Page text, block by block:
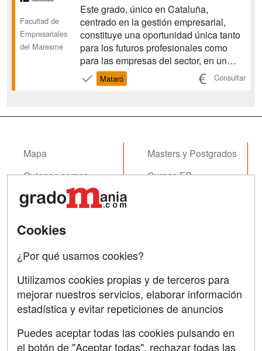
Facultad de
Empresariales
del Maresme
Este grado, único en Cataluña,
centrado en la gestión empresarial,
constituye una oportunidad única tanto
para los futuros profesionales como
para las empresas del sector, en un
entorno en el que cada vez más se
demanda personal más cualificado y
Mataró Consultar
Mapa
Quienes somos
Tarifas publicidad
Masters y Postgrados
Cursos FP
Contactar
Confidencialidad
Copyleft
SÍGUENOS EN:
Cookies
¿Por qué usamos cookies?
Utilizamos cookies propias y de terceros para
mejorar nuestros servicios, elaborar información
estadística y evitar repeticiones de anuncios
Puedes aceptar todas las cookies pulsando en
el botón de "Aceptar todas", rechazar todas las